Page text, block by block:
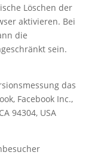
Löschen der
aktivieren. Bei
die
sein.
das
Facebook Inc.,
94304, USA